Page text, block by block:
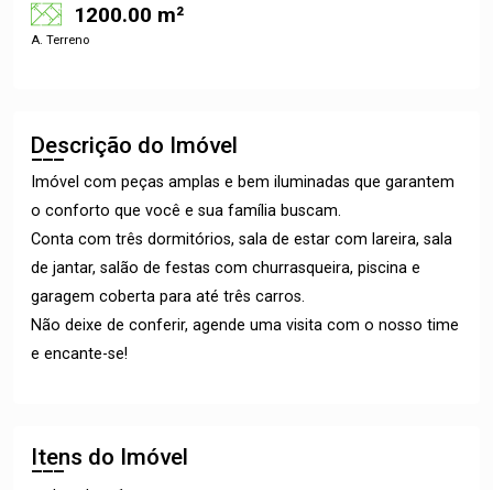
1200.00 m²
A. Terreno
Descrição do Imóvel
Imóvel com peças amplas e bem iluminadas que garantem
o conforto que você e sua família buscam.
Conta com três dormitórios, sala de estar com lareira, sala
de jantar, salão de festas com churrasqueira, piscina e
garagem coberta para até três carros.
Não deixe de conferir, agende uma visita com o nosso time
e encante-se!
Itens do Imóvel